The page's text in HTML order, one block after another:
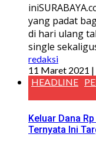
yang padat
di hari ulang
single
redaksi
11 Maret 2021 |
HEADLINE
Keluar Dana
Ternyata Ini